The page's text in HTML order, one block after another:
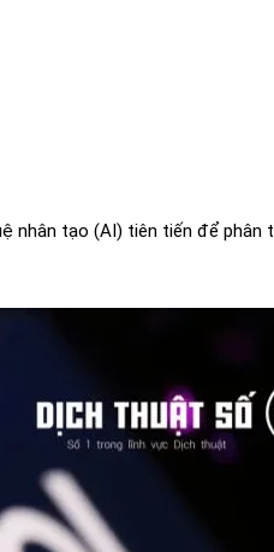
nhân tạo (AI) tiên tiến để phân